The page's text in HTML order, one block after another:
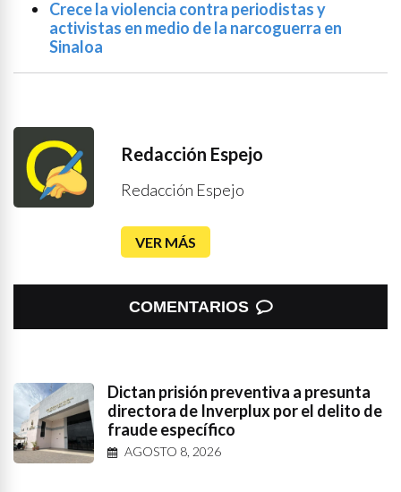
Crece la violencia contra periodistas y
activistas en medio de la narcoguerra en
Sinaloa
Redacción Espejo
Redacción Espejo
VER MÁS
COMENTARIOS
Dictan prisión preventiva a presunta
directora de Inverplux por el delito de
fraude específico
AGOSTO 8, 2026